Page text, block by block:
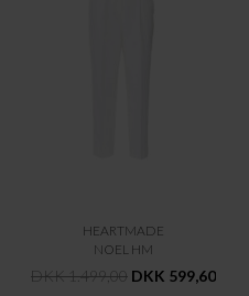
HEARTMADE
NOEL HM
DKK 1.499,00 DKK 599,60